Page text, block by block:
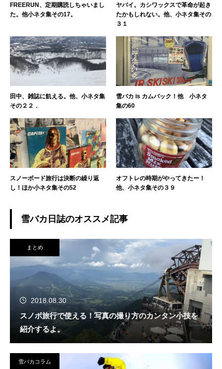
FREERUN、定期購読しちゃいまし
た。他小ネタ集その17。
ヤバイ。カシワックスで革命が起き
たかもしれない。他、小ネタ集その
３１
田中、雑誌に飢える。他、小ネタ集
その２２．
雪バカ is カムバック！他 小ネタ
集の60
スノーボード旅行は決断の繰り返
し！ほか小ネタ集その52
オフトレの時期がやってきたー！
他、小ネタ集その３９
雪バカ日誌のオススメ記事
まとめ
2018.08.30
スノボ旅行で使える！写真の撮り方のカンタン小技を
紹介するよ。
雪バカコラム